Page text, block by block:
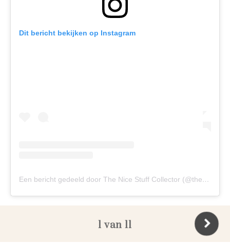
Dit bericht bekijken op Instagram
Een bericht gedeeld door The Nice Stuff Collector (@theobert_pot)
1 van 11